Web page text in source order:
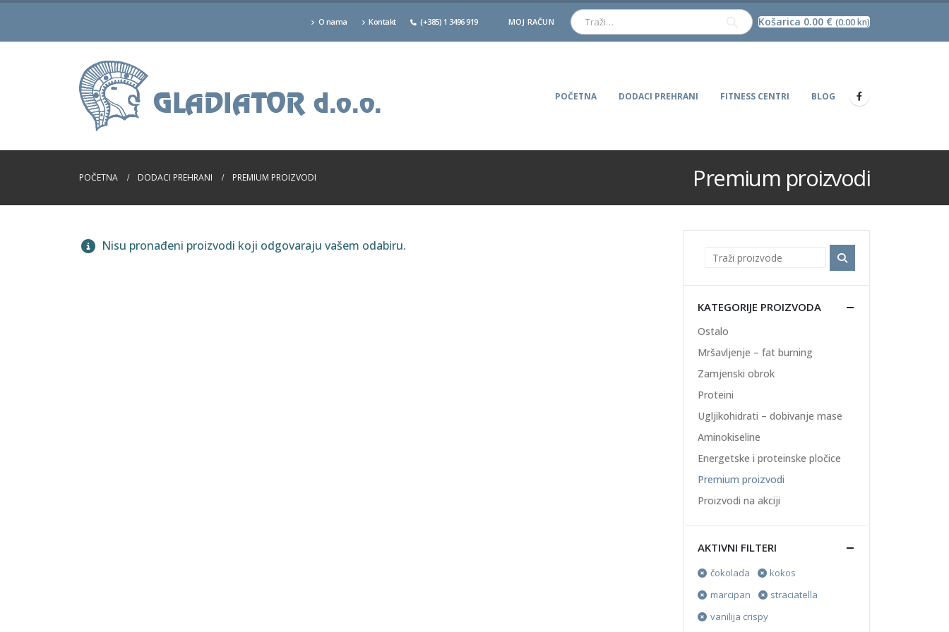
O nama Kontakt (+385) 1 3496 919 MOJ RAČUN Košarica 0.00 € (0.00 kn)
POČETNA DODACI PREHRANI FITNESS CENTRI BLOG
POČETNA DODACI PREHRANI PREMIUM PROIZVODI Premium proizvodi
Nisu pronađeni proizvodi koji odgovaraju vašem odabiru.
KATEGORIJE PROIZVODA
Ostalo
Mršavljenje – fat burning
Zamjenski obrok
Proteini
Ugljikohidrati – dobivanje mase
Aminokiseline
Energetske i proteinske pločice
Premium proizvodi
Proizvodi na akciji
AKTIVNI FILTERI
čokolada
kokos
marcipan
straciatella
vanilija crispy